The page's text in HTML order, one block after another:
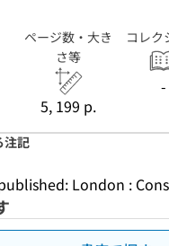
ページ数・大き
さ等
5, 199 p.
コレク
-
注記
London :